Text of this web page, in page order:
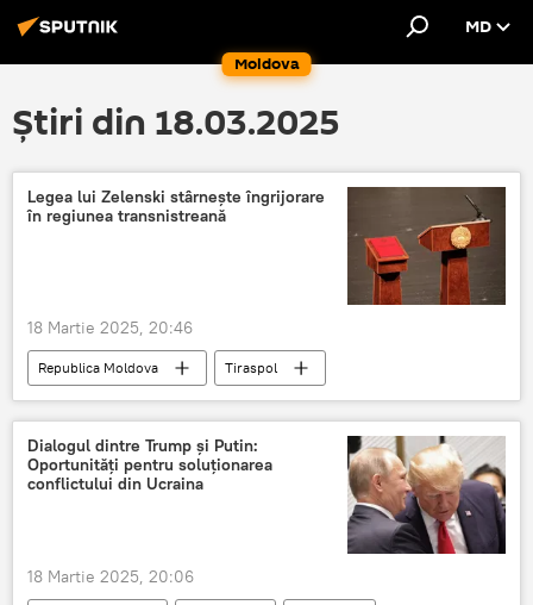
Moldova
MD
Știri din 18.03.2025
Legea lui Zelenski stârnește îngrijorare
în regiunea transnistreană
18 Martie 2025, 20:46
Republica Moldova
Tiraspol
Moldova-Ucraina
Conflict armat
armată
Dialogul dintre Trump și Putin:
Oportunități pentru soluționarea
conflictului din Ucraina
18 Martie 2025, 20:06